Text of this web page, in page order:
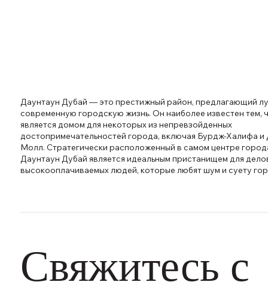
Даунтаун Дубай — это престижный район, предлагающий
современную городскую жизнь. Он наиболее известен тем,
является домом для некоторых из непревзойденных
достопримечательностей города, включая Бурдж-Халифа и
Молл. Стратегически расположенный в самом центре
Даунтаун Дубай является идеальным пристанищем для
высокооплачиваемых людей, которые любят шум и суету
Свяжитесь с